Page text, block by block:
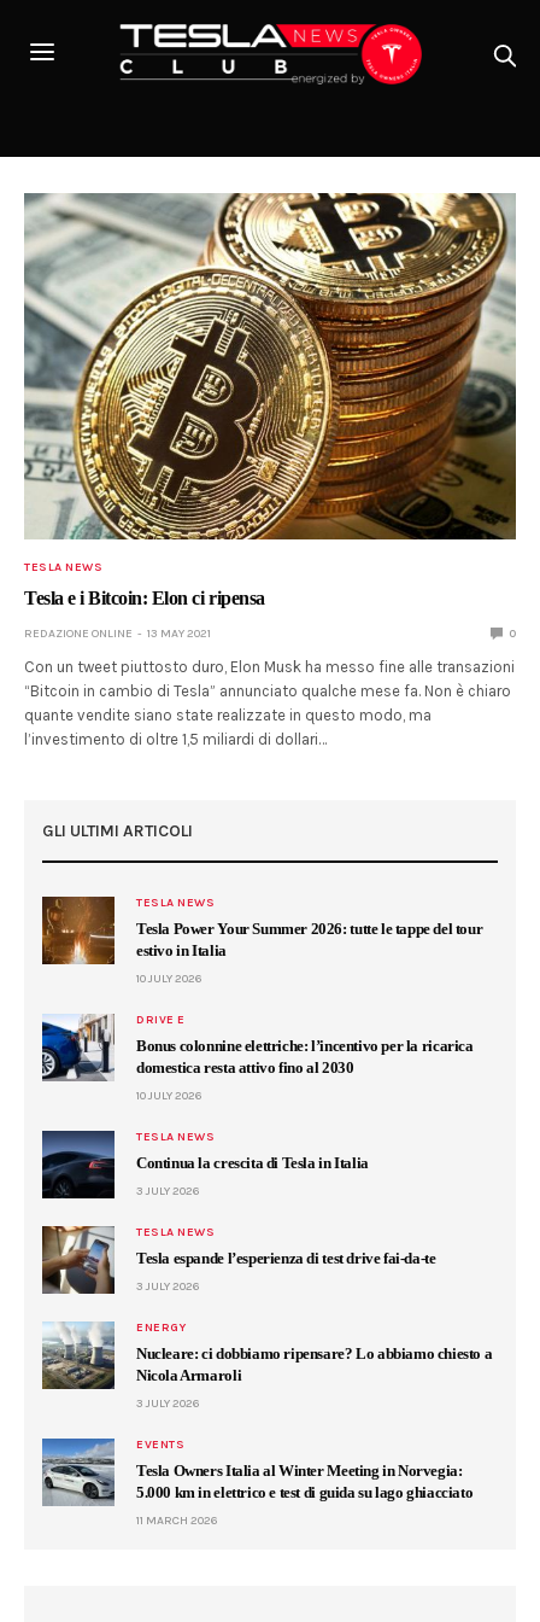
TESLA NEWS
Tesla e i Bitcoin: Elon ci ripensa
REDAZIONE ONLINE 13 MAY 2021 0
Con un tweet piuttosto duro, Elon Musk ha messo fine alle transazioni
“Bitcoin in cambio di Tesla” annunciato qualche mese fa. Non è chiaro
quante vendite siano state realizzate in questo modo, ma
l’investimento di oltre 1,5 miliardi di dollari…
GLI ULTIMI ARTICOLI
TESLA NEWS
Tesla Power Your Summer 2026: tutte le tappe del tour
estivo in Italia
10 JULY 2026
DRIVE E
Bonus colonnine elettriche: l’incentivo per la ricarica
domestica resta attivo fino al 2030
10 JULY 2026
TESLA NEWS
Continua la crescita di Tesla in Italia
3 JULY 2026
TESLA NEWS
Tesla espande l’esperienza di test drive fai-da-te
3 JULY 2026
ENERGY
Nucleare: ci dobbiamo ripensare? Lo abbiamo chiesto a
Nicola Armaroli
3 JULY 2026
EVENTS
Tesla Owners Italia al Winter Meeting in Norvegia:
5.000 km in elettrico e test di guida su lago ghiacciato
11 MARCH 2026